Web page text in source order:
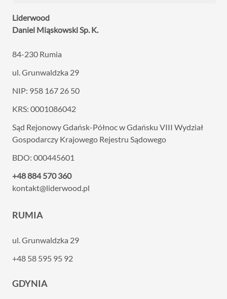
Liderwood
Daniel Miąskowski Sp. K.
84-230 Rumia
ul. Grunwaldzka 29
NIP: 958 167 26 50
KRS: 0001086042
Sąd Rejonowy Gdańsk-Północ w Gdańsku VIII Wydział
Gospodarczy Krajowego Rejestru Sądowego
BDO: 000445601
+48 884 570 360
kontakt@liderwood.pl
RUMIA
ul. Grunwaldzka 29
+48 58 595 95 92
GDYNIA